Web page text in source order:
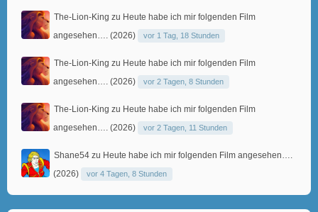
The-Lion-King zu Heute habe ich mir folgenden Film
angesehen…. (2026)
vor 1 Tag, 18 Stunden
The-Lion-King zu Heute habe ich mir folgenden Film
angesehen…. (2026)
vor 2 Tagen, 8 Stunden
The-Lion-King zu Heute habe ich mir folgenden Film
angesehen…. (2026)
vor 2 Tagen, 11 Stunden
Shane54 zu Heute habe ich mir folgenden Film angesehen….
(2026)
vor 4 Tagen, 8 Stunden